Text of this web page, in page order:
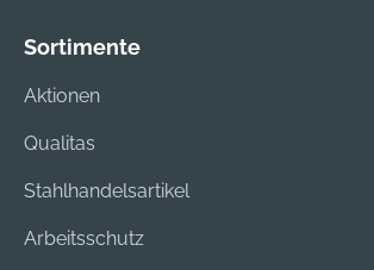
Sortimente
Aktionen
Qualitas
Stahlhandelsartikel
Arbeitsschutz